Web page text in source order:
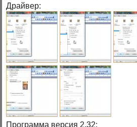
Драйвер:
Программа версия 2.32: